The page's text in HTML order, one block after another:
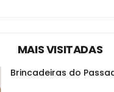
MAIS VISITADAS
Brincadeiras do